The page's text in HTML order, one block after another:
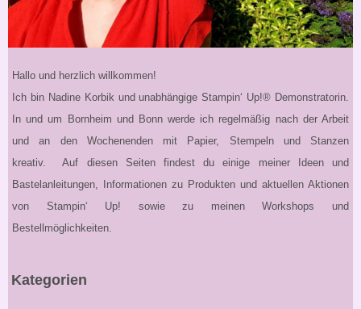
Hallo und herzlich willkommen!
Ich bin Nadine Korbik und unabhängige Stampin‘ Up!® Demonstratorin.
In und um Bornheim und Bonn werde ich regelmäßig nach der Arbeit
und an den Wochenenden mit Papier, Stempeln und Stanzen
kreativ. Auf diesen Seiten findest du einige meiner Ideen und
Bastelanleitungen, Informationen zu Produkten und aktuellen Aktionen
von Stampin‘ Up! sowie zu meinen Workshops und
Bestellmöglichkeiten.
Kategorien